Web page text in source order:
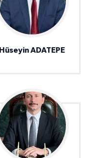
Hüseyin ADATEPE